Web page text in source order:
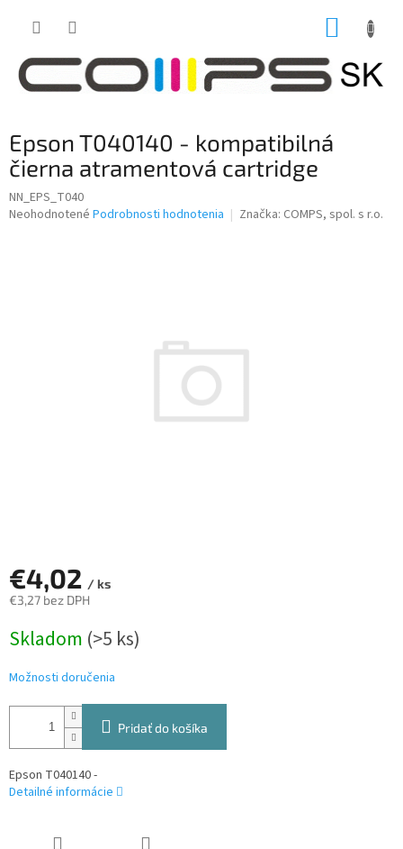
Epson T040140 - kompatibilná
čierna atramentová cartridge
NN_EPS_T040
Priemerné
Neohodnotené Podrobnosti hodnotenia Značka: COMPS, spol. s r.o.
€4,02 / ks
€3,27 bez DPH
cena:
Skladom (>5 ks)
Možnosti doručenia
Pridať do košíka
Epson T040140 -
Detailné informácie